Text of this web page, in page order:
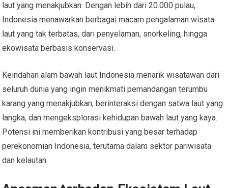
laut yang menakjubkan. Dengan lebih dari 20.000 pulau,
Indonesia menawarkan berbagai macam pengalaman wisata
laut yang tak terbatas, dari penyelaman, snorkeling, hingga
ekowisata berbasis konservasi.
Keindahan alam bawah laut Indonesia menarik wisatawan dari
seluruh dunia yang ingin menikmati pemandangan terumbu
karang yang menakjubkan, berinteraksi dengan satwa laut yang
langka, dan mengeksplorasi kehidupan bawah laut yang kaya.
Potensi ini memberikan kontribusi yang besar terhadap
perekonomian Indonesia, terutama dalam sektor pariwisata
dan kelautan.